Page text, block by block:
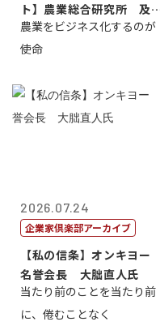
ト】農業総合研究所 及
智正
農業をビジネス化するのが
使命
2026.07.24
企業家倶楽部アーカイブ
【私の信条】オンキヨー
名誉会長 大朏直人氏
当たり前のことを当たり前
に、倦むことなく